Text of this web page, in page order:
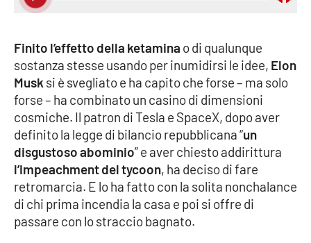
Cronaca
Cultura
Economia e Lavoro
Politica
Sanità
Finito l’effetto della ketamina o di qualunque
sostanza stesse usando per inumidirsi le idee, Elon
Musk si è svegliato e ha capito che forse – ma solo
forse – ha combinato un casino di dimensioni
cosmiche. Il patron di Tesla e SpaceX, dopo aver
definito la legge di bilancio repubblicana “un
disgustoso abominio” e aver chiesto addirittura
l’impeachment del tycoon, ha deciso di fare
retromarcia. E lo ha fatto con la solita nonchalance
di chi prima incendia la casa e poi si offre di
passare con lo straccio bagnato.